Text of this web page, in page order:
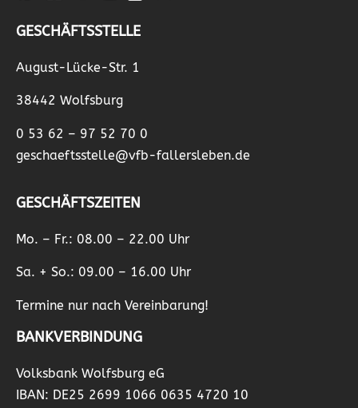
GESCHÄFTSSTELLE
August-Lücke-Str. 1
38442 Wolfsburg
0 53 62 – 97 52 70 0
geschaeftsstelle@vfb-fallersleben.de
GESCHÄFTSZEITEN
Mo. – Fr.: 08.00 – 22.00 Uhr
Sa. + So.: 09.00 – 16.00 Uhr
Termine nur nach Vereinbarung!
BANKVERBINDUNG
Volksbank Wolfsburg eG
IBAN: DE25 2699 1066 0635 4720 10